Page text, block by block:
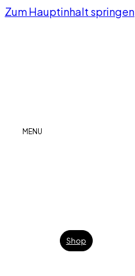
Zum Hauptinhalt springen
MENU
Shop